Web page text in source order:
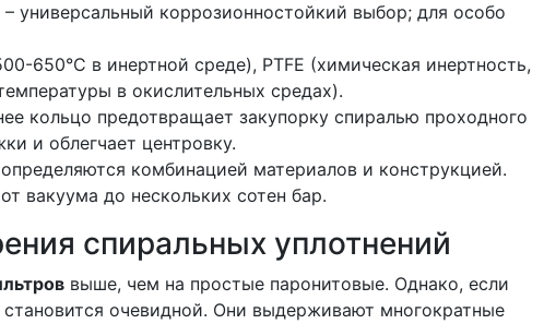
универсальный коррозионностойкий выбор; для особо
650°C в инертной среде), PTFE (химическая инертность,
в окислительных средах).
кольцо предотвращает закупорку спиралью проходного
и облегчает центровку.
комбинацией материалов и конструкцией.
вакуума до нескольких сотен бар.
спиральных уплотнений
выше, чем на простые паронитовые. Однако, если
очевидной. Они выдерживают многократные